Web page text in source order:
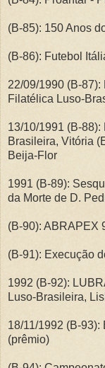
(B-85): 150 Anos
(B-86): Futebol
22/09/1990 (B-
Filatélica Luso-
13/10/1991 (B-
Brasileira, Vitória
Beija-Flor
1991 (B-89):
da Morte de D.
(B-90): ABRAPEX
(B-91): Execução
1992 (B-92):
Luso-Brasileira,
18/11/1992 (B-93):
(prêmio)